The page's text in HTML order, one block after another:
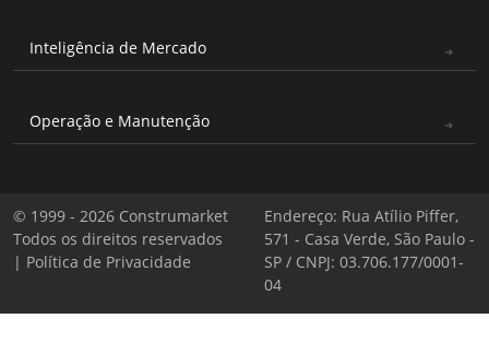
Inteligência de Mercado
Operação e Manutenção
© 1999 - 2026 Construmarket
Todos os direitos reservados
| Política de Privacidade
Endereço: Rua Atílio Piffer,
571 - Casa Verde, São Paulo -
SP / CNPJ: 03.706.177/0001-
04